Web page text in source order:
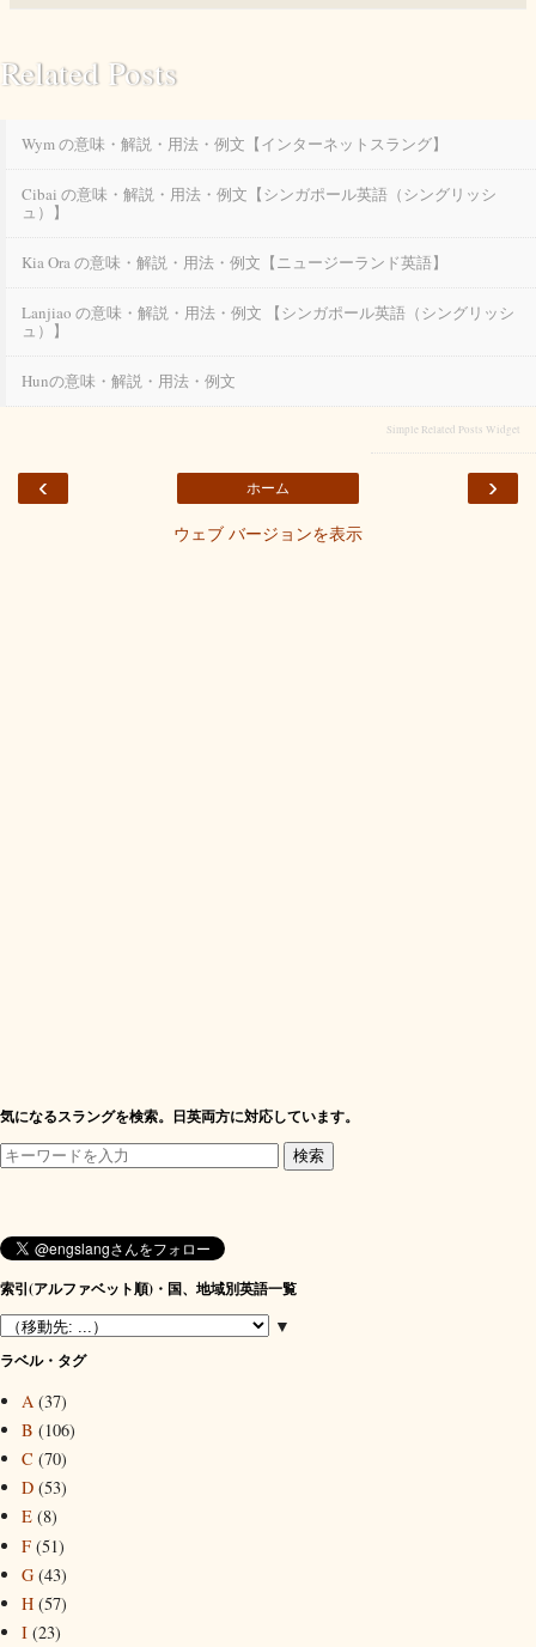
Related Posts
Wym の意味・解説・用法・例文【インターネットスラング】
Cibai の意味・解説・用法・例文【シンガポール英語（シングリッシ
ュ）】
Kia Ora の意味・解説・用法・例文【ニュージーランド英語】
Lanjiao の意味・解説・用法・例文 【シンガポール英語（シングリッシ
ュ）】
Hunの意味・解説・用法・例文
Simple Related Posts Widget
‹ ›
ホーム
ウェブ バージョンを表示
気になるスラングを検索。日英両方に対応しています。
索引(アルファベット順)・国、地域別英語一覧
▼
ラベル・タグ
A (37)
B (106)
C (70)
D (53)
E (8)
F (51)
G (43)
H (57)
I (23)